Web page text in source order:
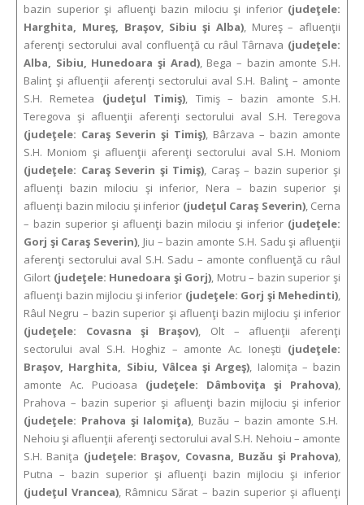
bazin superior şi afluenţi bazin milociu şi inferior (judeţele:
Harghita, Mureş, Braşov, Sibiu şi Alba), Mureş – afluenţii
aferenţi sectorului aval confluenţă cu râul Târnava (judeţele:
Alba, Sibiu, Hunedoara şi Arad), Bega – bazin amonte S.H.
Balinţ şi afluenţii aferenţi sectorului aval S.H. Balinţ – amonte
S.H. Remetea (judeţul Timiş), Timiş – bazin amonte S.H.
Teregova şi afluenţii aferenţi sectorului aval S.H. Teregova
(judeţele: Caraş Severin şi Timiş), Bârzava – bazin amonte
S.H. Moniom şi afluenţii aferenţi sectorului aval S.H. Moniom
(judeţele: Caraş Severin şi Timiş), Caraş – bazin superior şi
afluenţi bazin milociu şi inferior, Nera – bazin superior şi
afluenţi bazin milociu şi inferior (judeţul Caraş Severin), Cerna
– bazin superior şi afluenţi bazin milociu şi inferior (judeţele:
Gorj şi Caraş Severin), Jiu – bazin amonte S.H. Sadu şi afluenţii
aferenţi sectorului aval S.H. Sadu – amonte confluenţă cu râul
Gilort (judeţele: Hunedoara şi Gorj), Motru – bazin superior şi
afluenţi bazin mijlociu şi inferior (judeţele: Gorj şi Mehedinti),
Râul Negru – bazin superior şi afluenţi bazin mijlociu şi inferior
(judeţele: Covasna şi Braşov), Olt – afluenţii aferenţi
sectorului aval S.H. Hoghiz – amonte Ac. Ioneşti (judeţele:
Braşov, Harghita, Sibiu, Vâlcea şi Argeş), Ialomiţa – bazin
amonte Ac. Pucioasa (judeţele: Dâmboviţa şi Prahova),
Prahova – bazin superior şi afluenţi bazin mijlociu şi inferior
(judeţele: Prahova şi Ialomiţa), Buzău – bazin amonte S.H.
Nehoiu şi afluenţii aferenţi sectorului aval S.H. Nehoiu – amonte
S.H. Baniţa (judeţele: Braşov, Covasna, Buzău şi Prahova),
Putna – bazin superior şi afluenţi bazin mijlociu şi inferior
(judeţul Vrancea), Râmnicu Sărat – bazin superior şi afluenţi